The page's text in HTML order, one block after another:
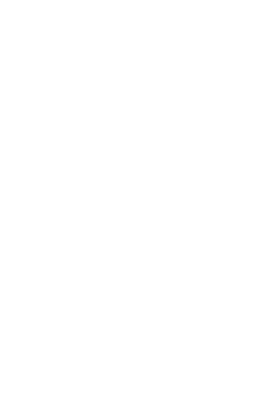
Fahr­zeug­la­ckie­rung in Pul­heim. Mit
auf Ihren